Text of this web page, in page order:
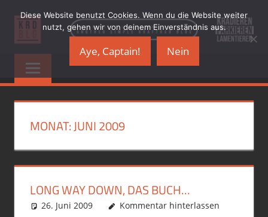
Inhalt
springen
KRADBLOG.DE
&
…
another
Kraftrad
MONAT:JUNI 2009
LONG WAY DOWN, DAS BUCH…
26. Juni 2009 phil
Buecher,Motorrad
Kommentar hinterlassen
Diese Website benutzt Cookies. Wenn du die Website weiter
nutzt, gehen wir von deinem Einverständnis aus.
Aye, Captain! Nein